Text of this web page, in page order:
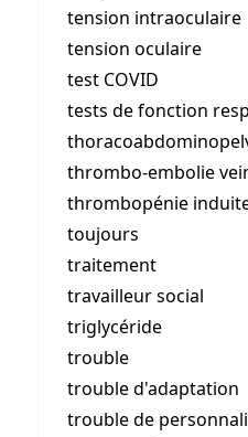
tension intraoculaire
tension oculaire
test COVID
tests de fonction
thrombo-embolie
thrombopénie
toujours
traitement
travailleur social
triglycéride
trouble
trouble d'adaptation
trouble de